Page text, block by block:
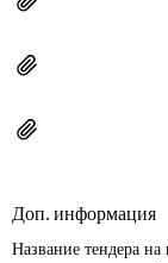
Доп. информация
Название тендера